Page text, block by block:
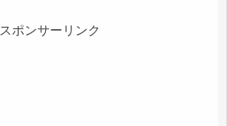
スポンサーリンク